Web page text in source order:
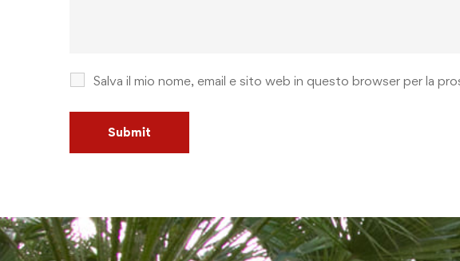
Salva il mio nome, email e sito web in questo browser per la